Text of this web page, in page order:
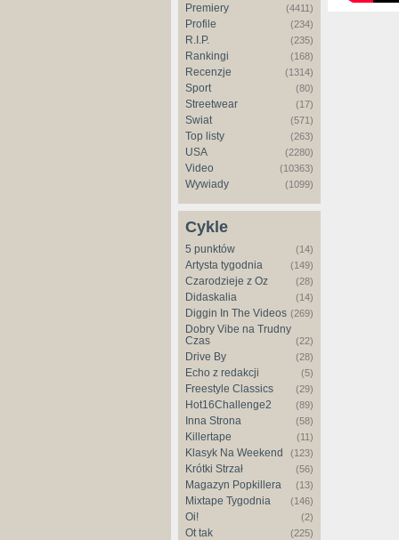
Premiery (4411)
Profile (234)
R.I.P. (235)
Rankingi (168)
Recenzje (1314)
Sport (80)
Streetwear (17)
Świat (571)
Top listy (263)
USA (2280)
Video (10363)
Wywiady (1099)
Cykle
5 punktów (14)
Artysta tygodnia (149)
Czarodzieje z Oz (28)
Didaskalia (14)
Diggin In The Videos (269)
Dobry Vibe na Trudny
Czas
(22)
Drive By (28)
Echo z redakcji (5)
Freestyle Classics (29)
Hot16Challenge2 (89)
Inna Strona (58)
Killertape (11)
Klasyk Na Weekend (123)
Krótki Strzał (56)
Magazyn Popkillera (13)
Mixtape Tygodnia (146)
Oi! (2)
Ot tak (225)